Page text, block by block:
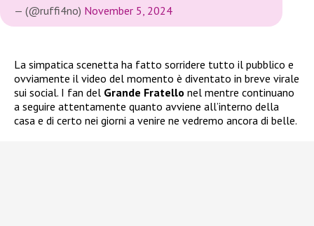
— (@ruffi4no) November 5, 2024
La simpatica scenetta ha fatto sorridere tutto il pubblico e
ovviamente il video del momento è diventato in breve virale
sui social. I fan del Grande Fratello nel mentre continuano
a seguire attentamente quanto avviene all’interno della
casa e di certo nei giorni a venire ne vedremo ancora di belle.